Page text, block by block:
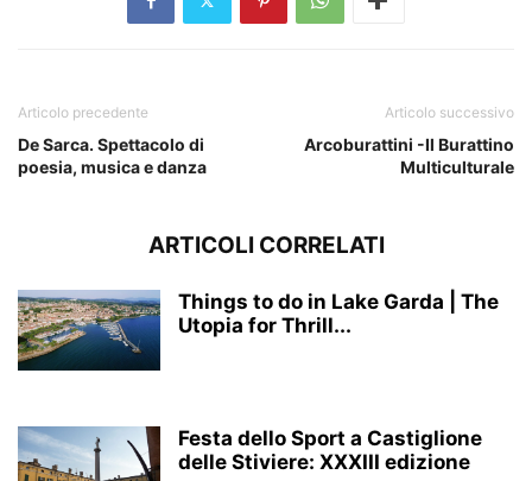
Articolo precedente
De Sarca. Spettacolo di
poesia, musica e danza
Articolo successivo
Arcoburattini -Il Burattino
Multiculturale
ARTICOLI CORRELATI
Things to do in Lake Garda | The
Utopia for Thrill...
Festa dello Sport a Castiglione
delle Stiviere: XXXIII edizione